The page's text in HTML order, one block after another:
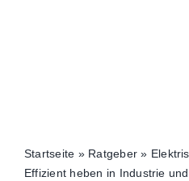
Startseite » Ratgeber »
Effizient heben in Industrie